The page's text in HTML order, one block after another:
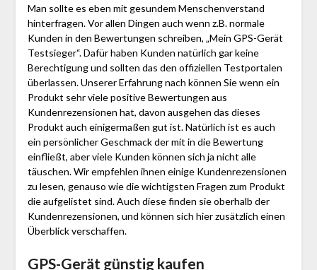
Man sollte es eben mit gesundem Menschenverstand
hinterfragen. Vor allen Dingen auch wenn z.B. normale
Kunden in den Bewertungen schreiben, „Mein GPS-Gerät
Testsieger“. Dafür haben Kunden natürlich gar keine
Berechtigung und sollten das den offiziellen Testportalen
überlassen. Unserer Erfahrung nach können Sie wenn ein
Produkt sehr viele positive Bewertungen aus
Kundenrezensionen hat, davon ausgehen das dieses
Produkt auch einigermaßen gut ist. Natürlich ist es auch
ein persönlicher Geschmack der mit in die Bewertung
einfließt, aber viele Kunden können sich ja nicht alle
täuschen. Wir empfehlen ihnen einige Kundenrezensionen
zu lesen, genauso wie die wichtigsten Fragen zum Produkt
die aufgelistet sind. Auch diese finden sie oberhalb der
Kundenrezensionen, und können sich hier zusätzlich einen
Überblick verschaffen.
GPS-Gerät günstig kaufen